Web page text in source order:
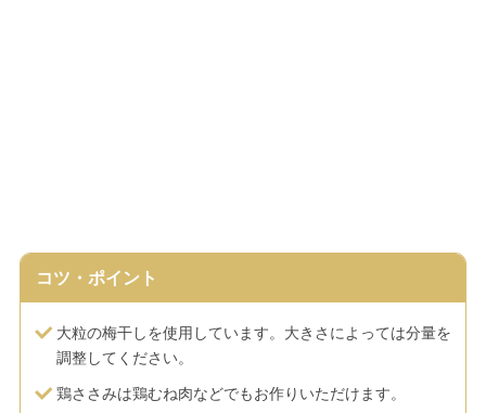
コツ・ポイント
大粒の梅干しを使用しています。大きさによっては分量を
調整してください。
鶏ささみは鶏むね肉などでもお作りいただけます。